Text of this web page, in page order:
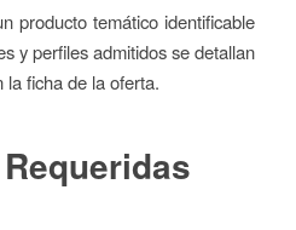
producto temático identificable
y perfiles admitidos se detallan
la ficha de la oferta.